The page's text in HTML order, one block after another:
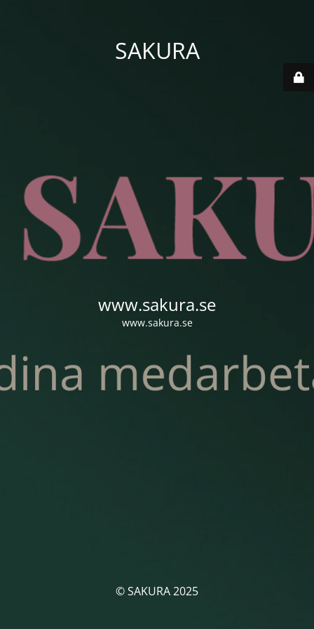
SAKURA
www.sakura.se
www.sakura.se
© SAKURA 2025